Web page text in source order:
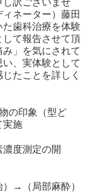
し訳ございませ
ネーター）藤田
歯科治療を体験
て報告させて頂
」を気にされて
、実体験として
たことを詳しく
の印象（型ど
実施
度測定の開
→ （局部麻酔）